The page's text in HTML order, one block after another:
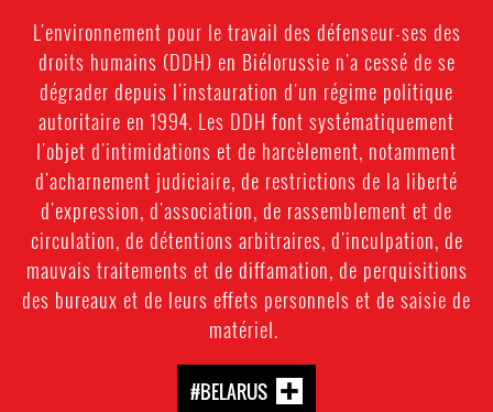
L'environnement pour le travail des défenseur-ses des
droits humains (DDH) en Biélorussie n'a cessé de se
dégrader depuis l'instauration d'un régime politique
autoritaire en 1994. Les DDH font systématiquement
l'objet d'intimidations et de harcèlement, notamment
d'acharnement judiciaire, de restrictions de la liberté
d'expression, d'association, de rassemblement et de
circulation, de détentions arbitraires, d'inculpation, de
mauvais traitements et de diffamation, de perquisitions
des bureaux et de leurs effets personnels et de saisie de
matériel.
#BELARUS